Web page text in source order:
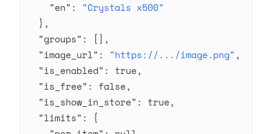
    "en"
: "Crystals x500"
  },
  "groups"
: [],
  "image_url"
: "https://.../image.png" ,
  "is_enabled"
: true,
  "is_free"
: false,
  "is_show_in_store"
: true,
  "limits"
: {